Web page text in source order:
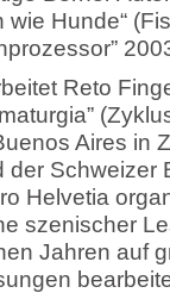
wie Hunde“
Reto
Aires in
der Schweizer
Helvetia
szenischer
Jahren auf